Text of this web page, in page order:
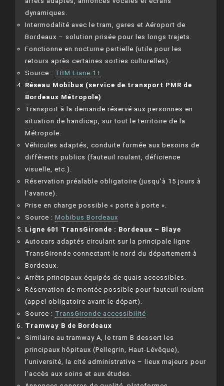
dynamiques.
Intermodalité avec le tram, gares et Aéroport de
Bordeaux – solution prisée pour les longs trajets.
Fonctionne en nocturne partielle (utile pour les
retours après certaines sorties culturelles).
Source : TBM Liane 1+
Réseau Mobibus (service de transport PMR de
Bordeaux Métropole)
Transport à la demande réservé aux personnes en
situation de handicap, sur tout le territoire de la
Métropole.
Véhicules adaptés, conduite formée aux besoins de
différents publics (fauteuil roulant, déficience
visuelle, etc.).
Réservation préalable obligatoire (jusqu’à 15 jours à
l’avance).
Prise en charge possible « porte à porte ».
Source : Mobibus Bordeaux
Ligne 601 TransGironde : Bordeaux – Blaye
Autocars adaptés circulant sur la principale ligne
TransGironde connectant le nord du département à
Bordeaux.
Arrêts principaux équipés de quais accessibles.
Réservation de montée possible pour fauteuil roulant
(appel obligatoire avant le départ).
Source : TransGironde accessibilité
Tramway B de Bordeaux
Similaire au tramway A, le tram B dessert les
principaux hôpitaux (Pellegrin, Haut-Lévêque),
l’université, la cité administrative – lieux majeurs pour
l’accès aux soins et aux études.